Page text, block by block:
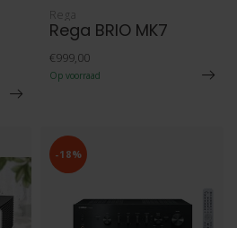
Rega
Rega BRIO MK7
€999,00
Op voorraad
-18%